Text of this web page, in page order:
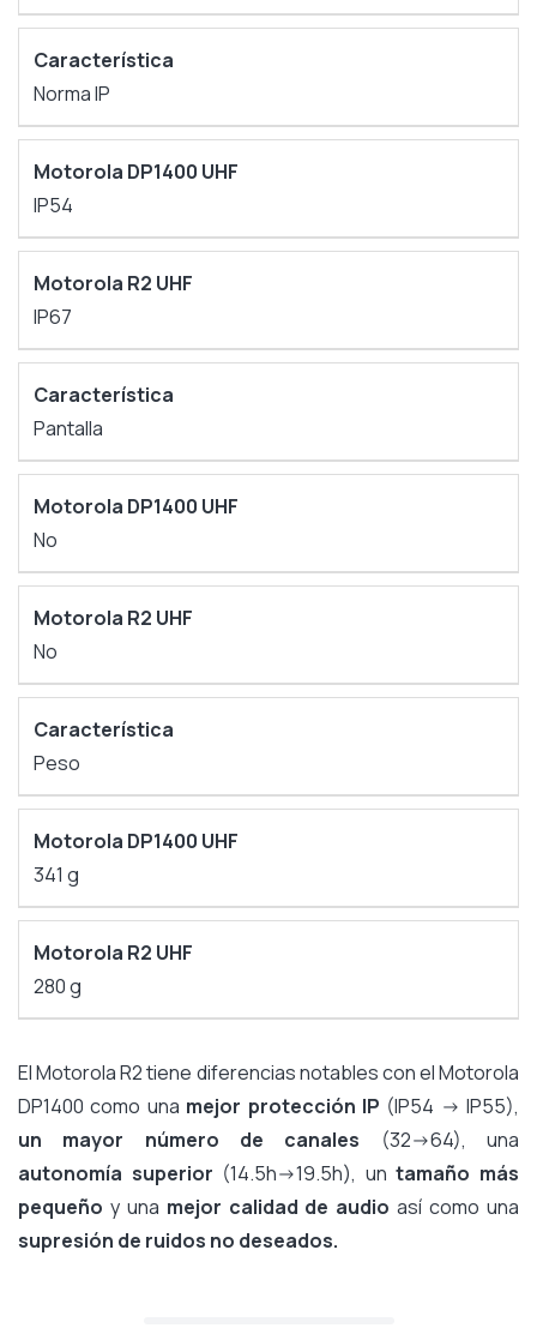
Norma IP
IP54
IP67
Pantalla
No
No
Peso
341 g
280 g
El Motorola R2 tiene diferencias notables con el Motorola
DP1400 como una mejor protección IP (IP54 -> IP55),
un mayor número de canales (32->64), una
autonomía superior (14.5h->19.5h), untamaño más
pequeño y una mejor calidad de audio así como una
supresión de ruidos no deseados.